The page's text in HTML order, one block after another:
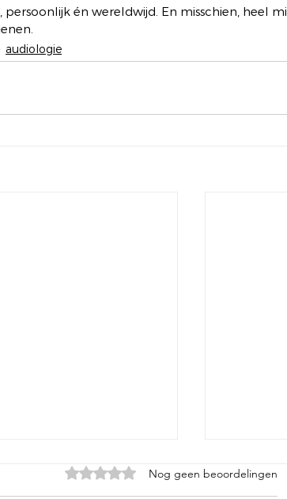
én wereldwijd. En misschien, heel
audiologie
Beoordeeld met 0 uit 5 sterren.
Nog geen beoordelingen